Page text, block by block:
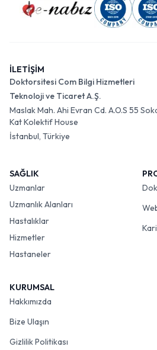
İLETİŞİM
Doktorsitesi Com Bilgi Hizmetleri
Teknoloji ve Ticaret A.Ş.
Maslak Mah. Ahi Evran Cd. A.O.S 55
Kat Kolektif House
İstanbul, Türkiye
SAĞLIK
Uzmanlar
Uzmanlık Alanları
Hastalıklar
Hizmetler
Hastaneler
KURUMSAL
Hakkımızda
Bize Ulaşın
Gizlilik Politikası